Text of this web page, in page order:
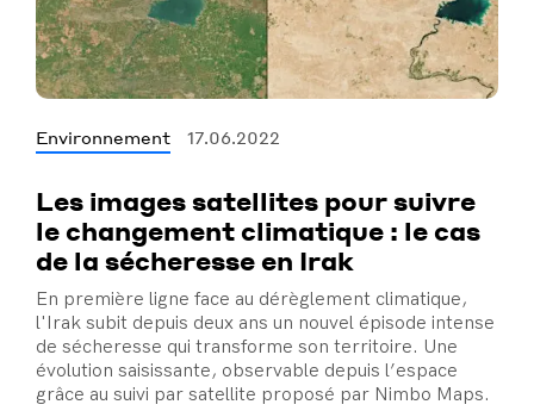
Environnement 17.06.2022
Les images satellites pour suivre
le changement climatique : le cas
de la sécheresse en Irak
En première ligne face au dérèglement climatique,
l'Irak subit depuis deux ans un nouvel épisode intense
de sécheresse qui transforme son territoire. Une
évolution saisissante, observable depuis l’espace
grâce au suivi par satellite proposé par Nimbo Maps.